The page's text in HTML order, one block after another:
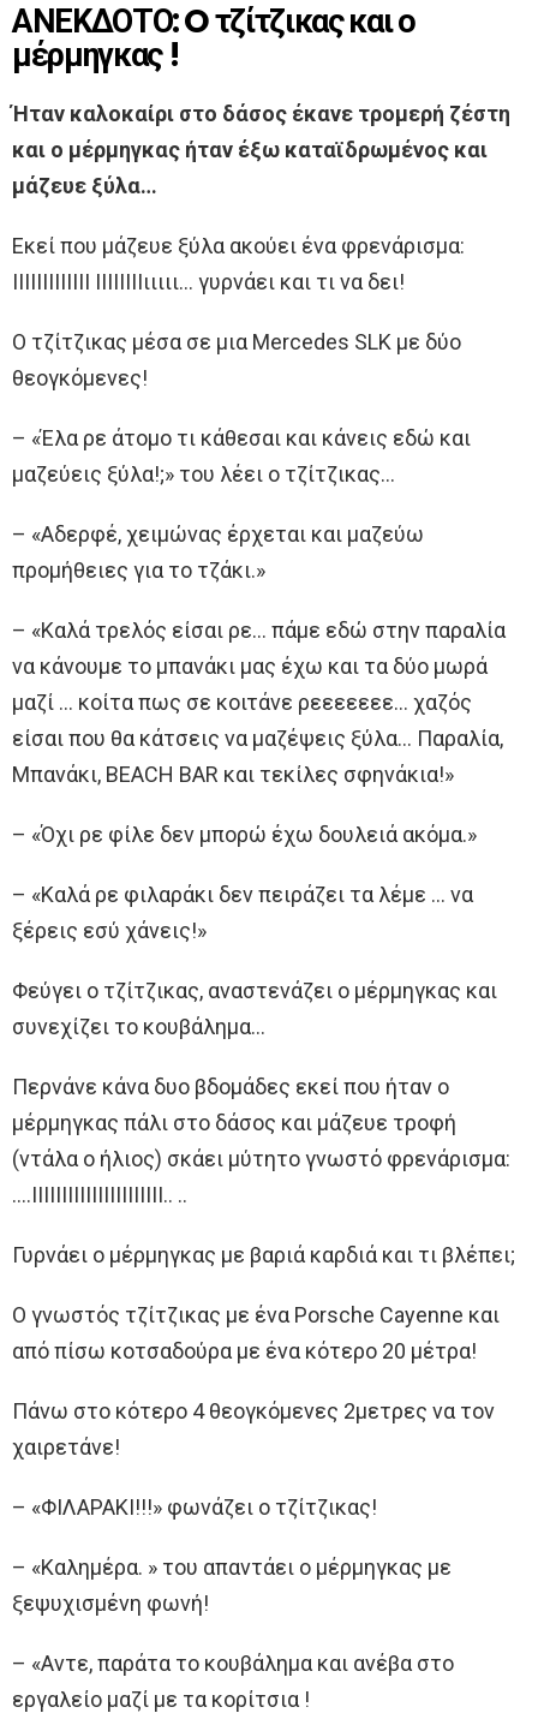
ΑΝΕΚΔΟΤΟ: O τζίτζικας και ο
μέρμηγκας !
Ήταν καλοκαίρι στο δάσος έκανε τρομερή ζέστη
και ο μέρμηγκας ήταν έξω καταϊδρωμένος και
μάζευε ξύλα…
Εκεί που μάζευε ξύλα ακούει ένα φρενάρισμα:
ΙΙΙΙΙΙΙΙΙΙΙΙΙ ΙΙΙΙΙΙΙΙιιιιι… γυρνάει και τι να δει!
Ο τζίτζικας μέσα σε μια Mercedes SLK με δύο
θεογκόμενες!
– «Έλα ρε άτομο τι κάθεσαι και κάνεις εδώ και
μαζεύεις ξύλα!;» του λέει ο τζίτζικας…
– «Αδερφέ, χειμώνας έρχεται και μαζεύω
προμήθειες για το τζάκι.»
– «Καλά τρελός είσαι ρε… πάμε εδώ στην παραλία
να κάνουμε το μπανάκι μας έχω και τα δύο μωρά
μαζί … κοίτα πως σε κοιτάνε ρεεεεεεε… χαζός
είσαι που θα κάτσεις να μαζέψεις ξύλα… Παραλία,
Μπανάκι, BEACH BAR και τεκίλες σφηνάκια!»
– «Όχι ρε φίλε δεν μπορώ έχω δουλειά ακόμα.»
– «Καλά ρε φιλαράκι δεν πειράζει τα λέμε … να
ξέρεις εσύ χάνεις!»
Φεύγει ο τζίτζικας, αναστενάζει ο μέρμηγκας και
συνεχίζει το κουβάλημα…
Περνάνε κάνα δυο βδομάδες εκεί που ήταν ο
μέρμηγκας πάλι στο δάσος και μάζευε τροφή
(ντάλα ο ήλιος) σκάει μύτητο γνωστό φρενάρισμα:
….ΙΙΙΙΙΙΙΙΙΙΙΙΙΙΙΙΙΙΙΙΙΙ.. ..
Γυρνάει ο μέρμηγκας με βαριά καρδιά και τι βλέπει;
Ο γνωστός τζίτζικας με ένα Porsche Cayenne και
από πίσω κοτσαδούρα με ένα κότερο 20 μέτρα!
Πάνω στο κότερο 4 θεογκόμενες 2μετρες να τον
χαιρετάνε!
– «ΦΙΛΑΡΑΚΙ!!!» φωνάζει ο τζίτζικας!
– «Καλημέρα. » του απαντάει ο μέρμηγκας με
ξεψυχισμένη φωνή!
– «Aντε, παράτα το κουβάλημα και ανέβα στο
εργαλείο μαζί με τα κορίτσια !